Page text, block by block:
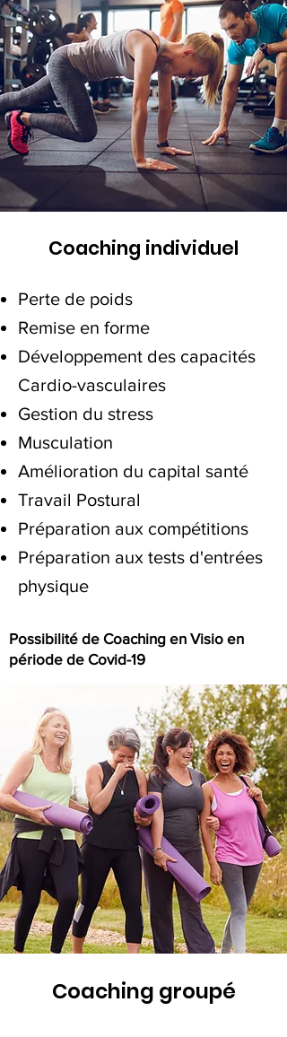
Coaching individuel
Perte de poids
Remise en forme
Développement des capacités
Cardio-vasculaires
Gestion du stress
Musculation
Amélioration du capital santé
Travail Postural
Préparation aux compétitions
Préparation aux tests d'entrées
physique
Possibilité de Coaching en Visio en
période de Covid-19
Coaching groupé